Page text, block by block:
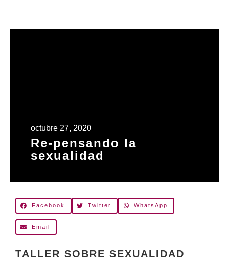
octubre 27, 2020
Re-pensando la
sexualidad
Facebook Twitter WhatsApp
Email
TALLER SOBRE SEXUALIDAD